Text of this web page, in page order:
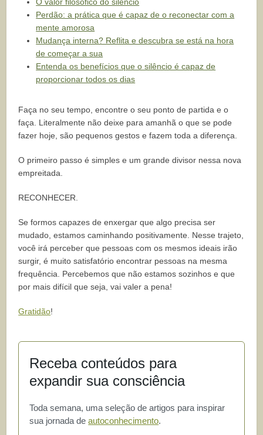
Perdão: a prática que é capaz de o reconectar com a
mente amorosa
Mudança interna? Reflita e descubra se está na hora
de começar a sua
Entenda os benefícios que o silêncio é capaz de
proporcionar todos os dias
Faça no seu tempo, encontre o seu ponto de partida e o
faça. Literalmente não deixe para amanhã o que se pode
fazer hoje, são pequenos gestos e fazem toda a diferença.
O primeiro passo é simples e um grande divisor nessa nova
empreitada.
RECONHECER.
Se formos capazes de enxergar que algo precisa ser
mudado, estamos caminhando positivamente. Nesse trajeto,
você irá perceber que pessoas com os mesmos ideais irão
surgir, é muito satisfatório encontrar pessoas na mesma
frequência. Percebemos que não estamos sozinhos e que
por mais difícil que seja, vai valer a pena!
Gratidão!
Receba conteúdos para
expandir sua consciência
Toda semana, uma seleção de artigos para inspirar
sua jornada deautoconhecimento.